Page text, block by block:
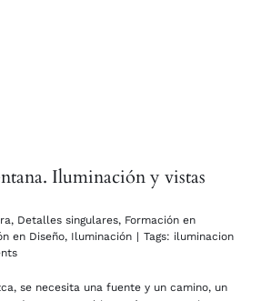
Iluminación y vistas
, Detalles singulares, Formación en
en Diseño, Iluminación | Tags: iluminacion
se necesita una fuente y un camino, un